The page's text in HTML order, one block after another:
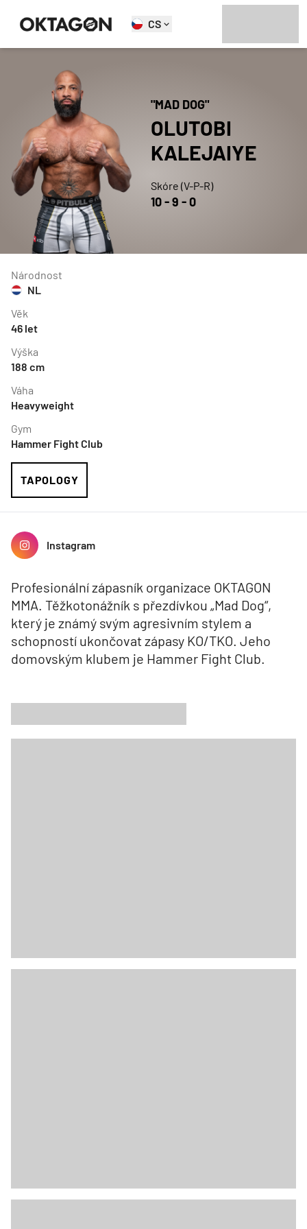
CS
"MAD DOG"
OLUTOBI
KALEJAIYE
Skóre (V-P-R)
10-9 -0
Národnost
NL
Věk
46 let
Výška
188 cm
Váha
Heavyweight
Gym
Hammer Fight Club
TAPOLOGY
Instagram
Profesionální zápasník organizace OKTAGON
MMA. Těžkotonážník s přezdívkou „Mad Dog“,
který je známý svým agresivním stylem a
schopností ukončovat zápasy KO/TKO. Jeho
domovským klubem je Hammer Fight Club.